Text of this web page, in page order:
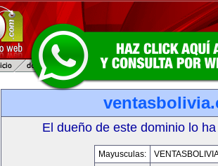
El dueño de este dominio lo
Mayusculas: